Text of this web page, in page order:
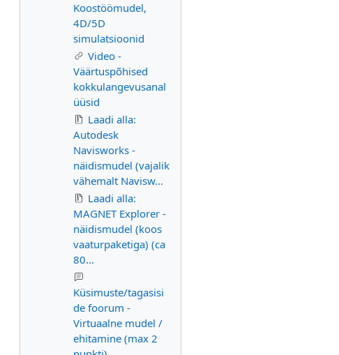
Koostöömudel,
4D/5D
simulatsioonid
Video -
Väärtuspõhised
kokkulangevusanal
üüsid
Laadi alla:
Autodesk
Navisworks -
näidismudel (vajalik
vähemalt Navisw...
Laadi alla:
MAGNET Explorer -
näidismudel (koos
vaaturpaketiga) (ca
80...
Küsimuste/tagasisi
de foorum -
Virtuaalne mudel /
ehitamine (max 2